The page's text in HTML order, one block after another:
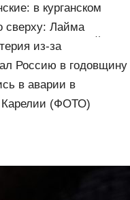
в курганском
за 2026 год
сверху: Лайма
по нацистской
из-за
Россию в годовщину
в аварии в
Карелии (ФОТО)